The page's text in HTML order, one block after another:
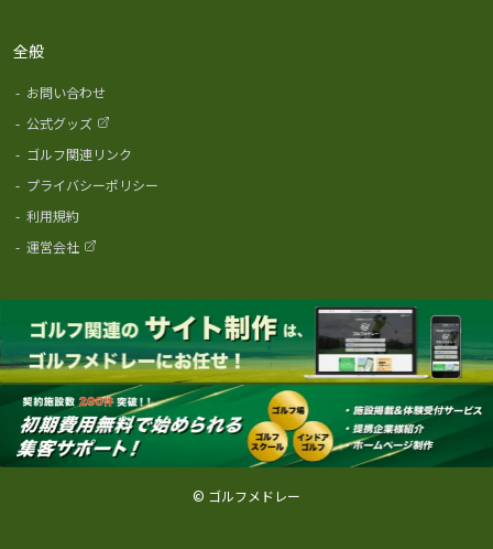
全般
- お問い合わせ
- 公式グッズ
- ゴルフ関連リンク
- プライバシーポリシー
- 利用規約
- 運営会社
© ゴルフメドレー